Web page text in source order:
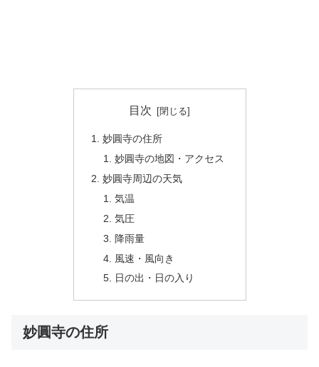
目次
妙圓寺の住所
妙圓寺の地図・アクセス
妙圓寺周辺の天気
気温
気圧
降雨量
風速・風向き
日の出・日の入り
妙圓寺の住所